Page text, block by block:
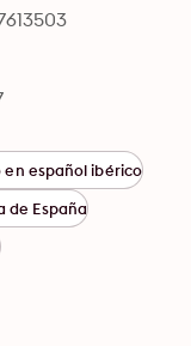
en español ibérico
de España